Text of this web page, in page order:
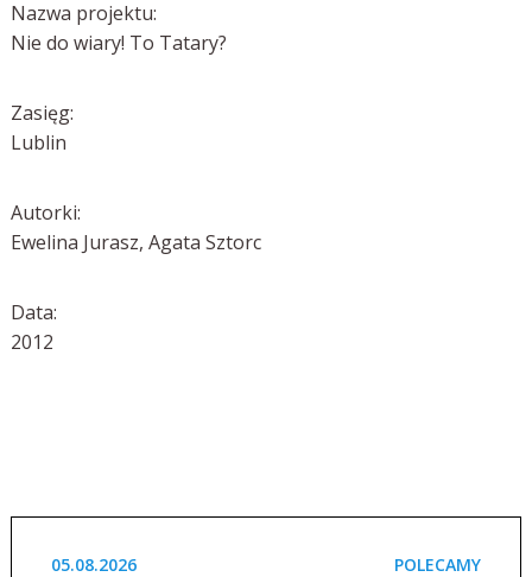
Nazwa projektu:
Nie do wiary! To Tatary?
Zasięg:
Lublin
Autorki:
Ewelina Jurasz, Agata Sztorc
Data:
2012
05.08.2026 POLECAMY